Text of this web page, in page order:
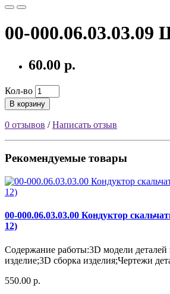
00-000.06.03.03.09
60.00 р.
Кол-во
В корзину
0 отзывов /Написать отзыв
Рекомендуемые товары
00-000.06.03.03.00 Кондуктор
12)
Содержание работы:3D модели деталей
изделие;3D сборка изделия;Чертежи
550.00 р.